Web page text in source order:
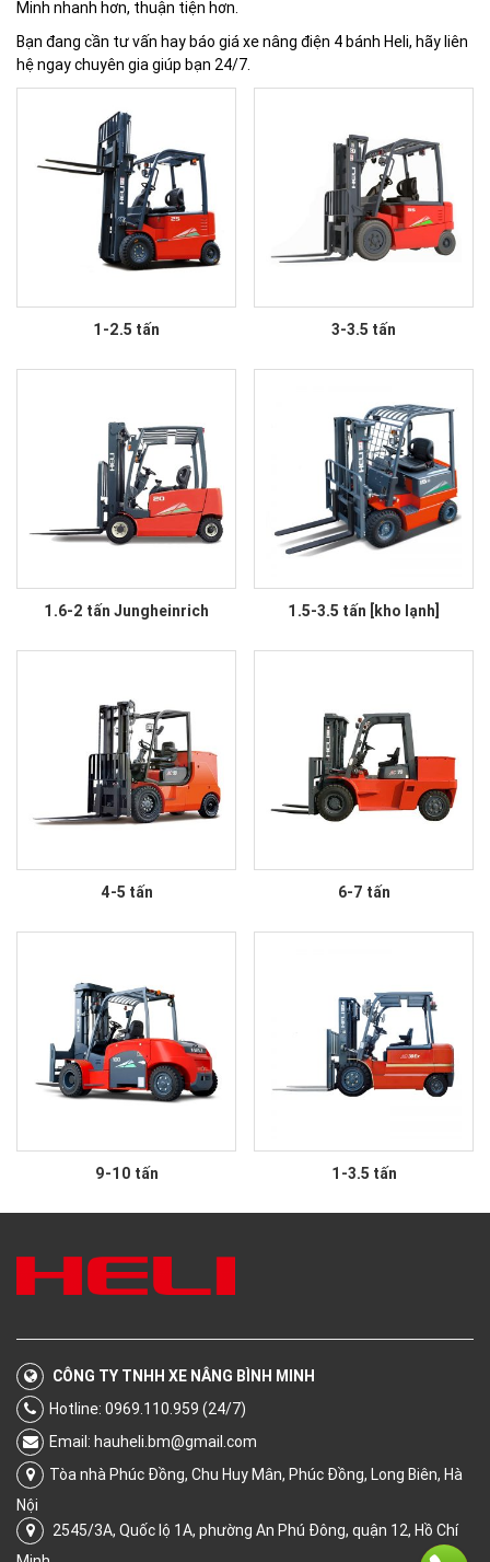
Minh nhanh hơn, thuận tiện hơn.
Bạn đang cần tư vấn hay báo giá xe nâng điện 4 bánh Heli, hãy liên
hệ ngay chuyên gia giúp bạn 24/7.
1-2.5 tấn 3-3.5 tấn
1.6-2 tấn Jungheinrich 1.5-3.5 tấn [kho lạnh]
4-5 tấn 6-7 tấn
9-10 tấn 1-3.5 tấn
CÔNG TY TNHH XE NÂNG BÌNH MINH
Hotline: 0969.110.959 (24/7)
Email: hauheli.bm@gmail.com
Tòa nhà Phúc Đồng, Chu Huy Mân, Phúc Đồng, Long Biên, Hà
Nội
2545/3A, Quốc lộ 1A, phường An Phú Đông, quận 12, Hồ Chí